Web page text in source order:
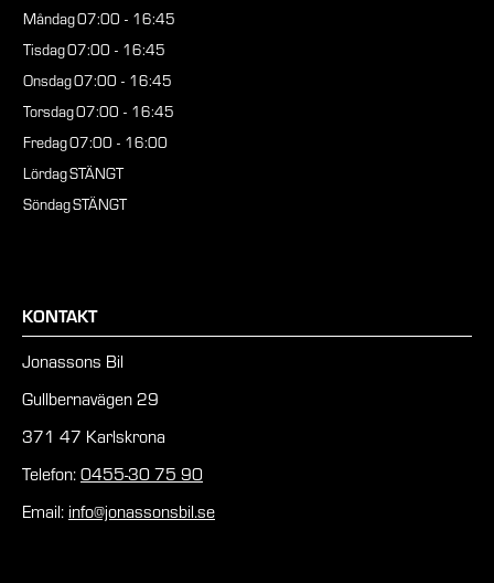
Måndag07:00 - 16:45
Tisdag07:00 - 16:45
Onsdag07:00 - 16:45
Torsdag07:00 - 16:45
Fredag07:00 - 16:00
LördagSTÄNGT
SöndagSTÄNGT
KONTAKT
Jonassons Bil
Gullbernavägen 29
371 47 Karlskrona
Telefon: 0455-30 75 90
Email: info@jonassonsbil.se